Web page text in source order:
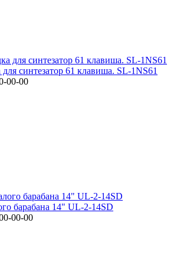
синтезатор 61 клавиша. SL-1NS61
00-00
барабана 14" UL-2-14SD
00-00